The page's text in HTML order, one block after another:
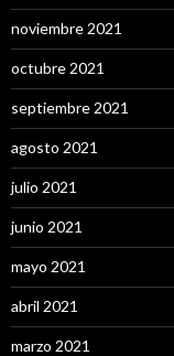
noviembre 2021
octubre 2021
septiembre 2021
agosto 2021
julio 2021
junio 2021
mayo 2021
abril 2021
marzo 2021